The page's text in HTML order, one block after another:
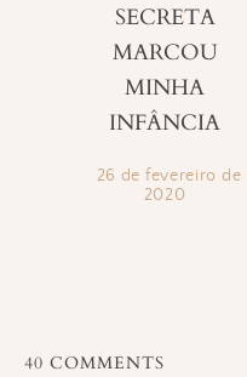
SECRETA
MARCOU
MINHA
INFÂNCIA
26 de fevereiro de
2020
40 COMMENTS